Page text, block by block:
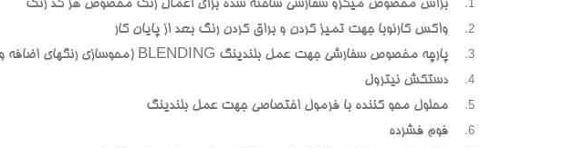
براش مخصوص ميکرو سفارشي ساخته شده براي اعمال رنگ مخصوص هر کد رنگ
واکس کارنوبا جهت تميز کردن و براق کردن رنگ بعد از پايان کار
پارچه مخصوص سفارشي جهت عمل بلندينگ BLENDING (محوسازي رنگهاي اضافه و بيرون زده)
دستکش نيترول
محلول محو کننده با فرمول اختصاصي جهت عمل بلندينگ
فوم فشرده